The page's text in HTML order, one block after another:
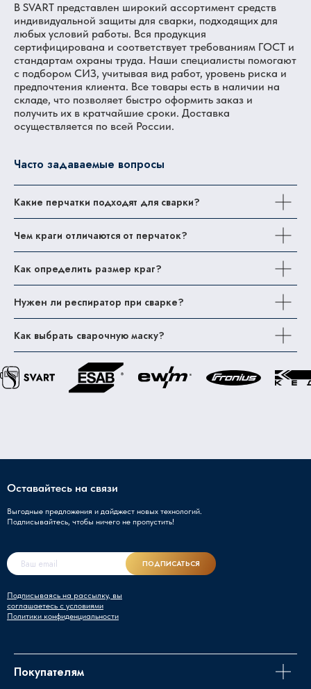
В SVART представлен широкий ассортимент средств
индивидуальной защиты для сварки, подходящих для
любых условий работы. Вся продукция
сертифицирована и соответствует требованиям ГОСТ и
стандартам охраны труда. Наши специалисты помогают
с подбором СИЗ, учитывая вид работ, уровень риска и
предпочтения клиента. Все товары есть в наличии на
складе, что позволяет быстро оформить заказ и
получить их в кратчайшие сроки. Доставка
осуществляется по всей России.
Часто задаваемые вопросы
Какие перчатки подходят для сварки?
Чем краги отличаются от перчаток?
Как определить размер краг?
Нужен ли респиратор при сварке?
Как выбрать сварочную маску?
Оставайтесь на связи
Выгодные предложения и дайджест новых технологий.
Подписывайтесь, чтобы ничего не пропустить!
Подписываясь на рассылку, вы
соглашаетесь с условиями
Политики конфиденциальности
ПОДПИСАТЬСЯ
Покупателям